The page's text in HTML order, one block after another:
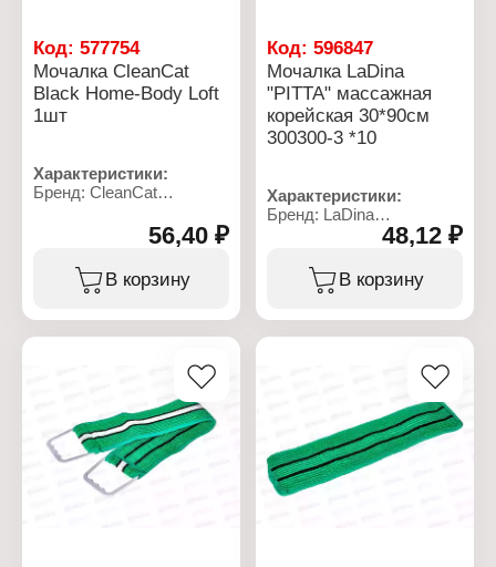
Код: 577754
Мочалка CleanCat
Black Home-Body Loft
1шт
Характеристики:
Бренд: CleanCat
Тип товара: Губка для
Форма: прямоугольная
Размер: 14,5х9,5х5,5 см
56,40 ₽
В корзину
Код:596847
Мочалка LaDina
"PITTA" массажная
корейская 30*90см
300300-3 *10
Характеристики:
Бренд: LaDina
Артикул: 300300-3
Тип товара: Мочалка для
Особенность: высокое
пенообразование
Материал: нейлон
Упаковка: в пакете
48,12 ₽
В корзину